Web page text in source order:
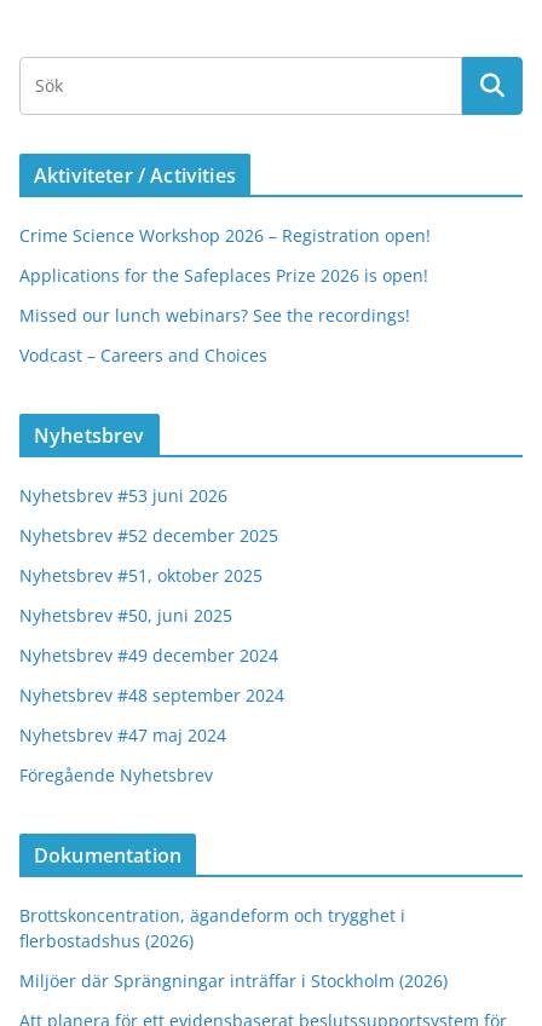
Aktiviteter / Activities
Crime Science Workshop 2026 – Registration open!
Applications for the Safeplaces Prize 2026 is open!
Missed our lunch webinars? See the recordings!
Vodcast – Careers and Choices
Nyhetsbrev
Nyhetsbrev #53 juni 2026
Nyhetsbrev #52 december 2025
Nyhetsbrev #51, oktober 2025
Nyhetsbrev #50, juni 2025
Nyhetsbrev #49 december 2024
Nyhetsbrev #48 september 2024
Nyhetsbrev #47 maj 2024
Föregående Nyhetsbrev
Dokumentation
Brottskoncentration, ägandeform och trygghet i
flerbostadshus (2026)
Miljöer där Sprängningar inträffar i Stockholm (2026)
Att planera för ett evidensbaserat beslutssupportsystem för